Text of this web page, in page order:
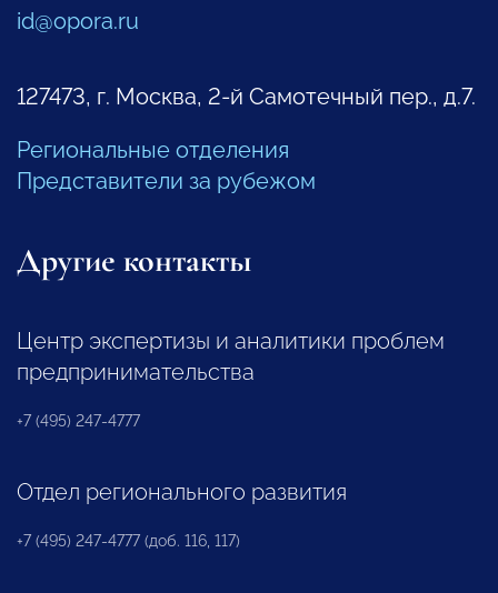
id@opora.ru
127473, г. Москва, 2-й Самотечный пер., д.7.
Региональные отделения
Представители за рубежом
Другие контакты
Центр экспертизы и аналитики проблем
предпринимательства
+7 (495) 247-4777
Отдел регионального развития
+7 (495) 247-4777 (доб. 116, 117)